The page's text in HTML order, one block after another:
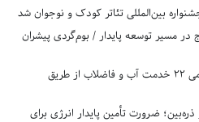
بین‌المللی تئاتر کودک و نوجوان شد
مسیر توسعه پایدار / بوم‌گردی پیشران
آبفای البرز پیشتاز شد؛ ارائه تمامی ۲۲ خدمت آب و فاضلاب از طریق
ضرورت تأمین پایدار انرژی برای